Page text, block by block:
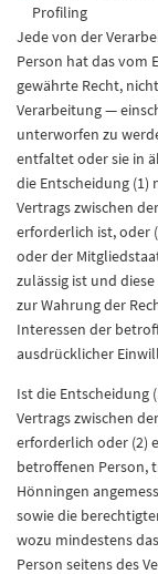
Profiling
Jede von der
Person hat das vom
gewährte Recht,
Verarbeitung —
unterworfen zu
entfaltet oder sie in
die Entscheidung (1)
Vertrags zwischen
erforderlich ist, oder
oder der
zulässig ist und
zur Wahrung der
Interessen der
ausdrücklicher
Ist die Entscheidung
Vertrags zwischen
erforderlich oder (2)
betroffenen Person,
Hönningen
sowie die
wozu mindestens
Person seitens des